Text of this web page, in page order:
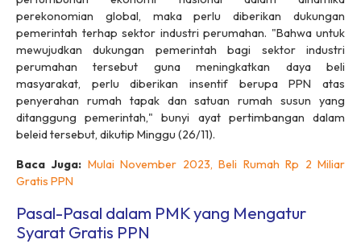
perekonomian global, maka perlu diberikan dukungan
pemerintah terhap sektor industri perumahan. "Bahwa untuk
mewujudkan dukungan pemerintah bagi sektor industri
perumahan tersebut guna meningkatkan daya beli
masyarakat, perlu diberikan insentif berupa PPN atas
penyerahan rumah tapak dan satuan rumah susun yang
ditanggung pemerintah," bunyi ayat pertimbangan dalam
beleid tersebut, dikutip Minggu (26/11).
Baca Juga: Mulai November 2023, Beli Rumah Rp 2 Miliar
Gratis PPN
Pasal-Pasal dalam PMK yang Mengatur
Syarat Gratis PPN